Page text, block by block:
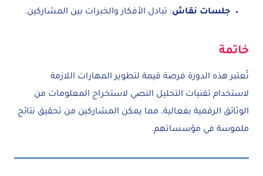
جلسات نقاش: تبادل الأفكار والخبرات بين المشاركين.
خاتمة
تُعتبر هذه الدورة فرصة قيمة لتطوير المهارات اللازمة
لاستخدام تقنيات التحليل النصي لاستخراج المعلومات من
الوثائق الرقمية بفعالية، مما يمكن المشاركين من تحقيق نتائج
ملموسة في مؤسساتهم.